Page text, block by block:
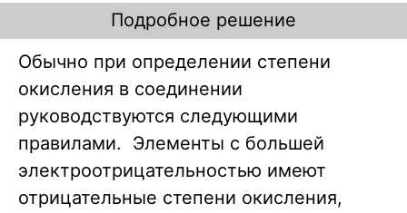
Подробное решение
Обычно при определении степени
окисления в соединении
руководствуются следующими
правилами. Элементы с большей
электроотрицательностью имеют
отрицательные степени окисления,